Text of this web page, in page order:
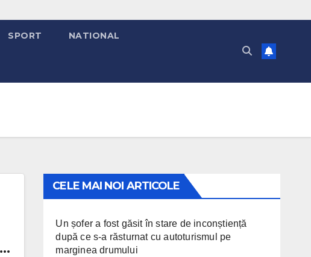
SPORT NATIONAL
CELE MAI NOI ARTICOLE
Un șofer a fost găsit în stare de inconștiență
după ce s-a răsturnat cu autoturismul pe
marginea drumului